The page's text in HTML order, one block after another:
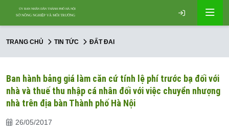
TRANG CHỦ TIN TỨC ĐẤT ĐAI
Ban hành bảng giá làm căn cứ tính lệ phí trước bạ đối với
nhà và thuế thu nhập cá nhân đối với việc chuyển nhượng
nhà trên địa bàn Thành phố Hà Nội
26/05/2017